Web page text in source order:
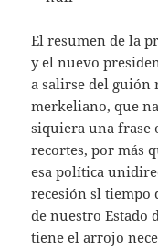
El resumen de la
y el nuevo
a salirse del guión
merkeliano, que
siquiera una frase
recortes, por más
esa política
recesión sl tiempo
de nuestro Estado
tiene el arrojo